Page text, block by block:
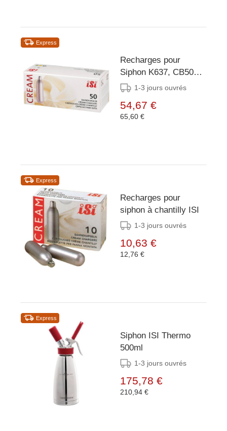
Express
Recharges pour
Siphon K637, CB502,
CB503 - 50 Pièces
1-3 jours ouvrés
54,67 €
65,60 €
Express
Recharges pour
siphon à chantilly ISI
1-3 jours ouvrés
10,63 €
12,76 €
Express
Siphon ISI Thermo
500ml
1-3 jours ouvrés
175,78 €
210,94 €